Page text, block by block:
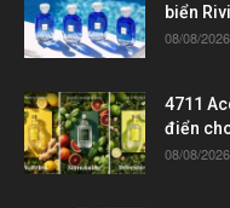
biển
08/08/2026
4711
điển
08/08/2026